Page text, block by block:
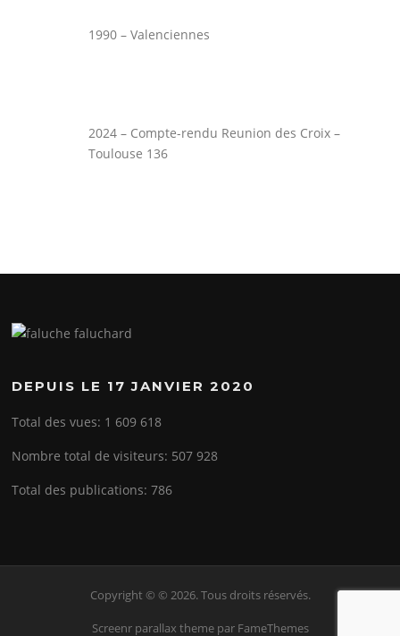
1990 – Valenciennes
2024 – Compte-rendu Reunion des Croix –
Toulouse 136
DEPUIS LE 17 JANVIER 2020
Total des vues: 1 609 618
Nombre total de visiteurs: 507 928
Total des publications:786
Copyright © © 2026. Tous droits réservés.
Screenr parallax themepar FameThemes